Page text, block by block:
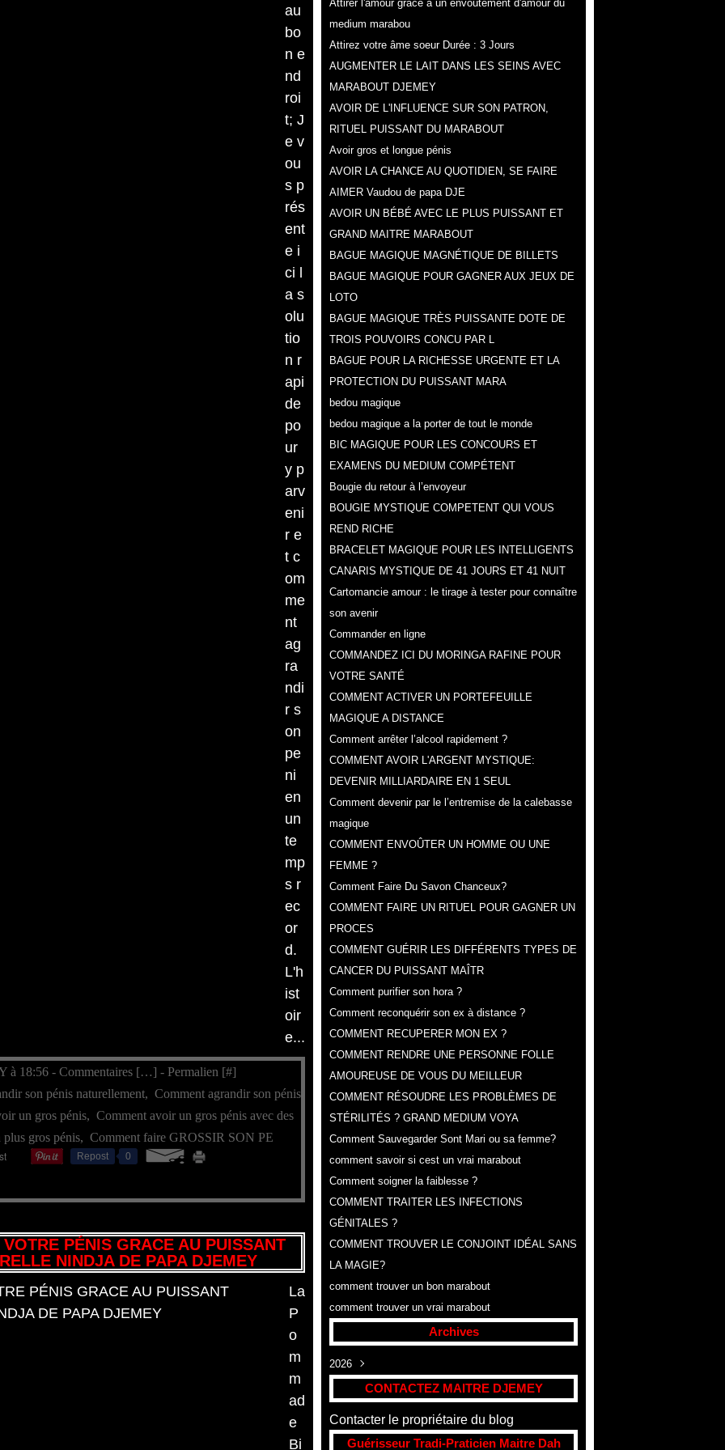
au
bo
n e
nd
roi
t; J
e v
ou
s p
rés
ent
e i
ci l
a s
olu
tio
n r
api
de
po
ur
y p
arv
eni
r e
t c
om
me
nt
ag
ra
ndi
r s
on
pe
ni
en
un
te
mp
s r
ec
or
d.
L'h
ist
oir
e...
à 18:56 -Commentaires […] - Permalien [#]
son pénis naturellement, Comment agrandir son pénis
un gros pénis, Comment avoir un gros pénis avec des
gros pénis,Comment faire GROSSIR SON PE
Repost 0
PÉNIS GRACE AU PUISSANT
NINDJA DE PAPA DJEMEY
La
P
o
m
m
ad
e
Bi
Attirer l'amour grâce a un envoûtement d'amour du
medium marabou
Attirez votre âme soeur Durée : 3 Jours
AUGMENTER LE LAIT DANS LES SEINS AVEC
MARABOUT DJEMEY
AVOIR DE L'INFLUENCE SUR SON PATRON,
RITUEL PUISSANT DU MARABOUT
Avoir gros et longue pénis
AVOIR LA CHANCE AU QUOTIDIEN, SE FAIRE
AIMER Vaudou de papa DJE
AVOIR UN BÉBÉ AVEC LE PLUS PUISSANT ET
GRAND MAITRE MARABOUT
BAGUE MAGIQUE MAGNÉTIQUE DE BILLETS
BAGUE MAGIQUE POUR GAGNER AUX JEUX DE
LOTO
BAGUE MAGIQUE TRÈS PUISSANTE DOTE DE
TROIS POUVOIRS CONCU PAR L
BAGUE POUR LA RICHESSE URGENTE ET LA
PROTECTION DU PUISSANT MARA
bedou magique
bedou magique a la porter de tout le monde
BIC MAGIQUE POUR LES CONCOURS ET
EXAMENS DU MEDIUM COMPÉTENT
Bougie du retour à l’envoyeur
BOUGIE MYSTIQUE COMPETENT QUI VOUS
REND RICHE
BRACELET MAGIQUE POUR LES INTELLIGENTS
CANARIS MYSTIQUE DE 41 JOURS ET 41 NUIT
Cartomancie amour : le tirage à tester pour connaître
son avenir
Commander en ligne
COMMANDEZ ICI DU MORINGA RAFINE POUR
VOTRE SANTÉ
COMMENT ACTIVER UN PORTEFEUILLE
MAGIQUE A DISTANCE
Comment arrêter l’alcool rapidement ?
COMMENT AVOIR L'ARGENT MYSTIQUE:
DEVENIR MILLIARDAIRE EN 1 SEUL
Comment devenir par le l’entremise de la calebasse
magique
COMMENT ENVOÛTER UN HOMME OU UNE
FEMME ?
Comment Faire Du Savon Chanceux?
COMMENT FAIRE UN RITUEL POUR GAGNER UN
PROCES
​COMMENT GUÉRIR LES DIFFÉRENTS TYPES DE
CANCER DU PUISSANT MAÎTR
Comment purifier son hora ?
Comment reconquérir son ex à distance ?
COMMENT RECUPERER MON EX ?
COMMENT RENDRE UNE PERSONNE FOLLE
AMOUREUSE DE VOUS DU MEILLEUR
COMMENT RÉSOUDRE LES PROBLÈMES DE
STÉRILITÉS ? GRAND MEDIUM VOYA
Comment Sauvegarder Sont Mari ou sa femme?
comment savoir si cest un vrai marabout
Comment soigner la faiblesse ?
COMMENT TRAITER LES INFECTIONS
GÉNITALES ?
COMMENT TROUVER LE CONJOINT IDÉAL SANS
LA MAGIE?
comment trouver un bon marabout
comment trouver un vrai marabout
Archives
2026
Août(307)
CONTACTEZ MAITRE DJEMEY
Contacter le propriétaire du blog
Guérisseur Tradi-Praticien Maitre Dah